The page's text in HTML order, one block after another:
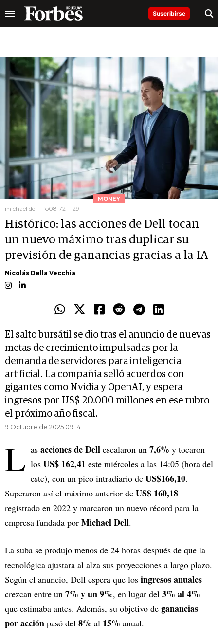
Suscribirse
MONEY
michael dell - fo081721_129
Histórico: las acciones de Dell tocan
un nuevo máximo tras duplicar su
previsión de ganancias gracias a la IA
Nicolás Della Vecchia
El salto bursátil se dio tras el anuncio de nuevas
metas de crecimiento impulsadas por la
demanda de servidores para inteligencia
artificial. La compañía selló acuerdos con
gigantes como Nvidia y OpenAI, y espera
ingresos por US$ 20.000 millones en ese rubro
el próximo año fiscal.
9 Octubre de 2025 09.14
L as acciones de Dell escalaron un 7,6% y tocaron
los US$ 162,41 este miércoles a las 14:05 (hora del
este), con un pico intradiario de US$166,10.
Superaron así el máximo anterior de US$ 160,18
registrado en 2022 y marcaron un nuevo récord para la
empresa fundada por Michael Dell.
La suba se produjo menos de 24 horas después de que la
tecnológica ajustara al alza sus proyecciones a largo plazo.
Según el anuncio, Dell espera que los ingresos anuales
crezcan entre un 7% y un 9%, en lugar del 3% al 4%
que estimaba antes. Además, su objetivo de ganancias
por acción pasó del 8% al 15% anual.